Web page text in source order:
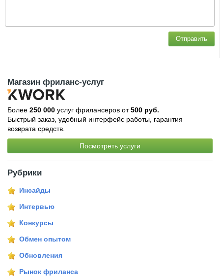
Отправить
Магазин фриланс-услуг
Более 250 000 услуг фрилансеров от500 руб.
Быстрый заказ, удобный интерфейс работы, гарантия
возврата средств.
Посмотреть услуги
Рубрики
Инсайды
Интервью
Конкурсы
Обмен опытом
Обновления
Рынок фриланса